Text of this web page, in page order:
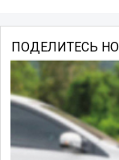
ПОДЕЛИТЕСЬ